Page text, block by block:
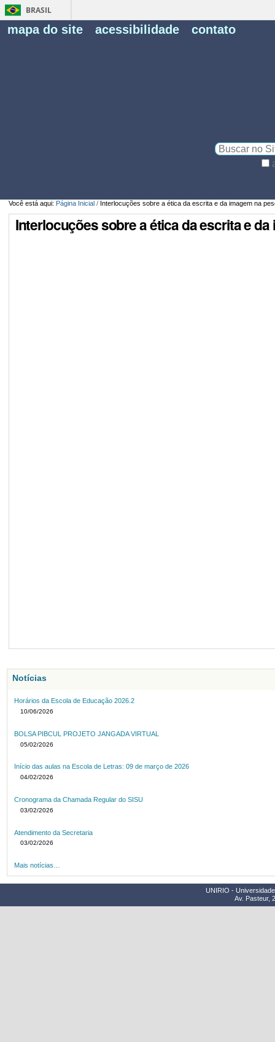
BRASIL
mapa do site acessibilidade contato
Você está aqui: Página Inicial / Interlocuções sobre a ética da escrita e da imagem na
Interlocuções sobre a ética da escrita e
Notícias
Horários da Escola de Educação 2026.2
10/06/2026
BOLSA PIBCUL PROJETO JANGADA VIRTUAL
05/02/2026
Início das aulas na Escola de Letras: 09 de março de 2026
04/02/2026
Cronograma da Chamada Regular do SISU
03/02/2026
Atendimento da Secretaria
03/02/2026
Mais notícias…
UNIRIO -
Av. Pasteur,